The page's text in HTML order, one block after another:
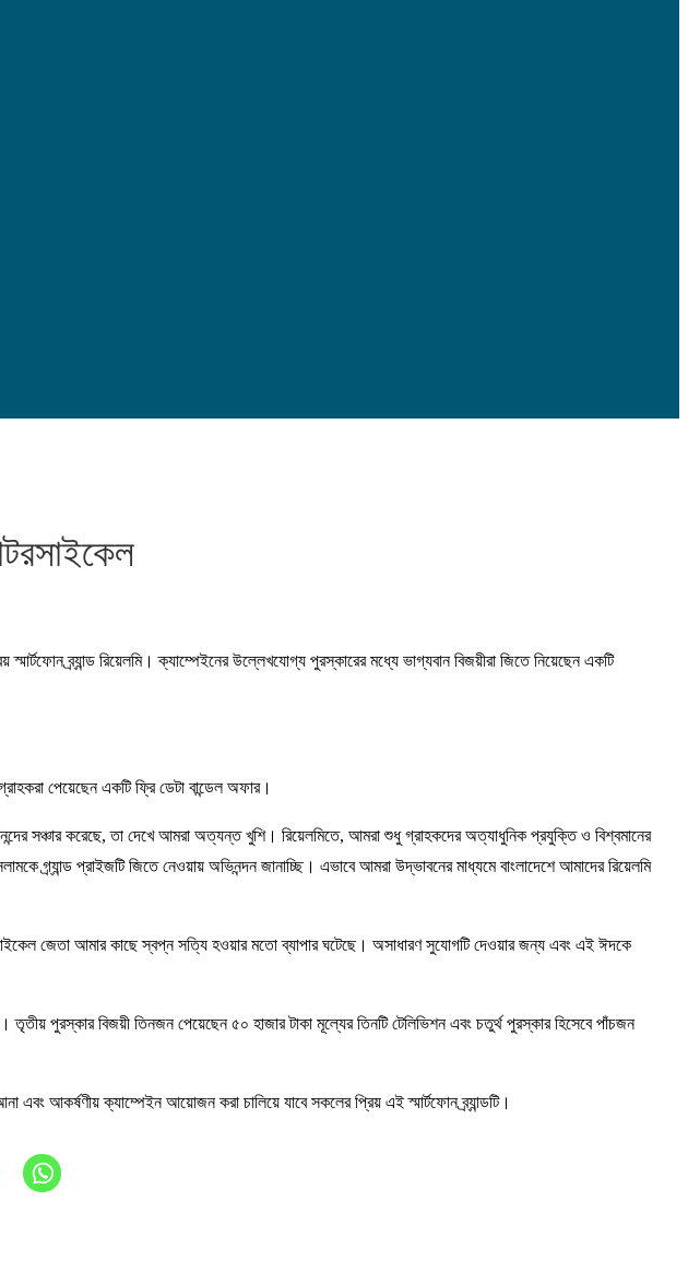
ব্র্যান্ড রিয়েলমি। ক্যাম্পেইনের উল্লেখযোগ্য পুরস্কারের মধ্যে ভাগ্যবান বিজয়ীরা জিতে নিয়েছেন একটি
পেয়েছেন একটি ফ্রি ডেটা বান্ডেল অফার।
সঞ্চার করেছে, তা দেখে আমরা অত্যন্ত খুশি। রিয়েলমিতে, আমরা শুধু গ্রাহকদের অত্যাধুনিক প্রযুক্তি ও বিশ্বমানের
গ্র্যান্ড প্রাইজটি জিতে নেওয়ায় অভিনন্দন জানাচ্ছি। এভাবে আমরা উদ্ভাবনের মাধ্যমে বাংলাদেশে আমাদের রিয়েলমি
জেতা আমার কাছে স্বপ্ন সত্যি হওয়ার মতো ব্যাপার ঘটেছে। অসাধারণ সুযোগটি দেওয়ার জন্য এবং এই ঈদকে
তৃতীয় পুরস্কার বিজয়ী তিনজন পেয়েছেন ৫০ হাজার টাকা মূল্যের তিনটি টেলিভিশন এবং চতুর্থ পুরস্কার হিসেবে পাঁচজন
এবং আকর্ষণীয় ক্যাম্পেইন আয়োজন করা চালিয়ে যাবে সকলের প্রিয় এই স্মার্টফোন ব্র্যান্ডটি।